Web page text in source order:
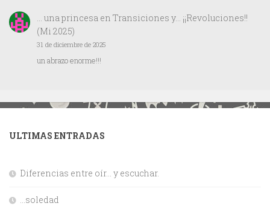
… una princesaen Transiciones y… ¡¡Revoluciones!!
(Mi 2025)
31 de diciembre de 2025
un abrazo enorme!!!
ULTIMAS ENTRADAS
Diferencias entre oír… y escuchar.
…soledad